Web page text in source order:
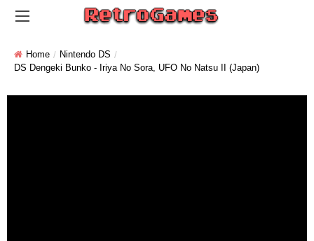
Home
Nintendo DS
DS Dengeki Bunko - Iriya No Sora, UFO No Natsu II (Japan)